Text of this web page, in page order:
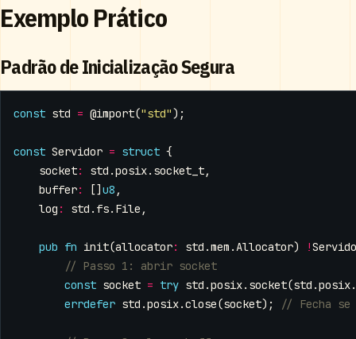
Exemplo Prático
Padrão de Inicialização Segura
const std = @import("std");
const Servidor = struct {
socket: std .posix. socket_t,
buffer: [] u8 ,
log : std . fs. File ,
pub fn init(allocator: std .mem .Allocator) !
const socket = try std .posix. socket(std .posix.
errdefer std .posix.close(socket);